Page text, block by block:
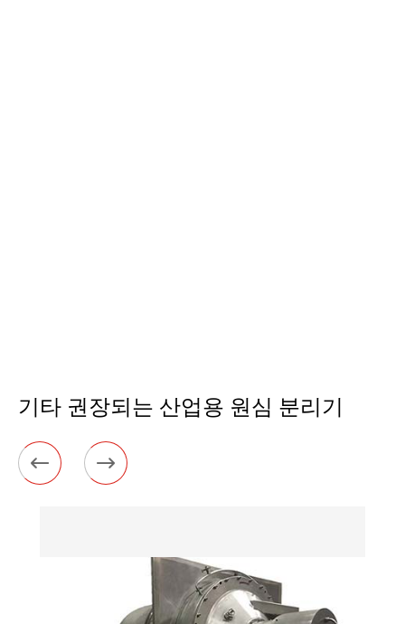
기타 권장되는 산업용 원심 분리기
 